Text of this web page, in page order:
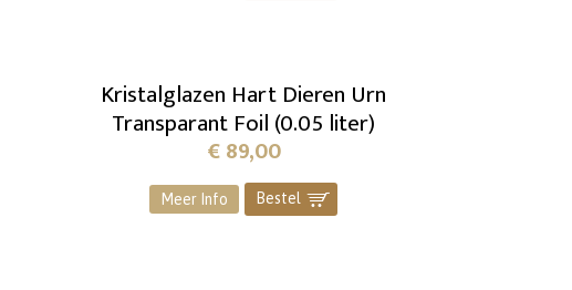
Kristalglazen Hart Dieren Urn
Transparant Foil (0.05 liter)
€89,00
Meer Info Bestel ]